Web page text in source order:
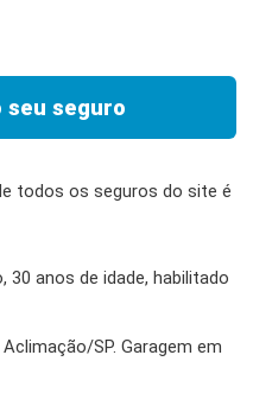
seu seguro
todos os seguros do site é
30 anos de idade, habilitado
SP. Garagem em